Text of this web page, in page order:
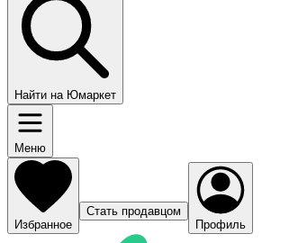
Найти на Юмаркет
Меню
Избранное
Стать продавцом
Профиль